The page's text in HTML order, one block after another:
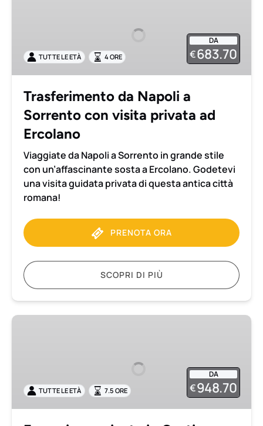
con
visita
Ercolano
DA
€683.70
TUTTE LE ETÀ 4 ORE
Trasferimento da Napoli a
Sorrento con visita privata ad
Ercolano
Viaggiate da Napoli a Sorrento in grande stile
con un’affascinante sosta a Ercolano. Godetevi
una visita guidata privata di questa antica città
romana!
PRENOTA ORA
SCOPRI DI PIÙ
Escursione
DA
€948.70
TUTTE LE ETÀ 7.5 ORE